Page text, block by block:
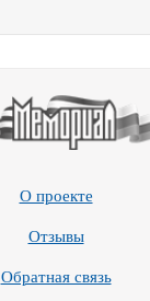
О проекте
Отзывы
Обратная связь